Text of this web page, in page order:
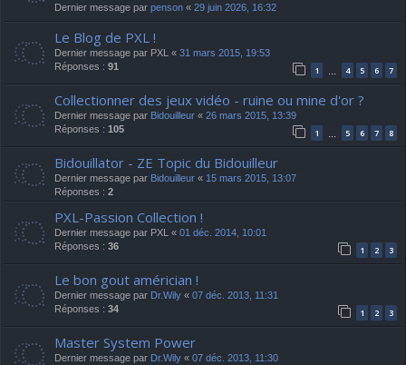
Dernier message par penson « 29 juin 2026, 16:32
Le Blog de PXL !
Dernier message par PXL « 31 mars 2015, 19:53
Réponses : 91 1 … 4 5 6 7
Collectionner des jeux vidéo - ruine ou mine d'or ?
Dernier message par Bidouilleur « 26 mars 2015, 13:39
Réponses : 105 1 … 5 6 7 8
Bidouillator - ZE Topic du Bidouilleur
Dernier message par Bidouilleur « 15 mars 2015, 13:07
Réponses : 2
PXL-Passion Collection !
Dernier message par PXL « 01 déc. 2014, 10:01
Réponses : 36 1 2 3
Le bon gout américian !
Dernier message par Dr.Wily « 07 déc. 2013, 11:31
Réponses : 34 1 2 3
Master System Power
Dernier message par Dr.Wily « 07 déc. 2013, 11:30